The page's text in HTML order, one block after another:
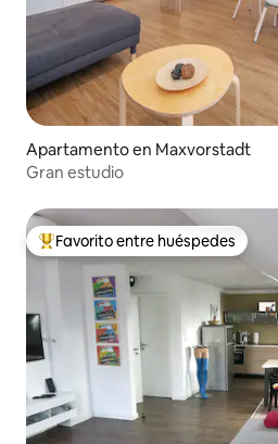
Apartamento en Maxvorstadt
Gran estudio
Favorito entre huéspedes preferido
Favorito entre huéspedes